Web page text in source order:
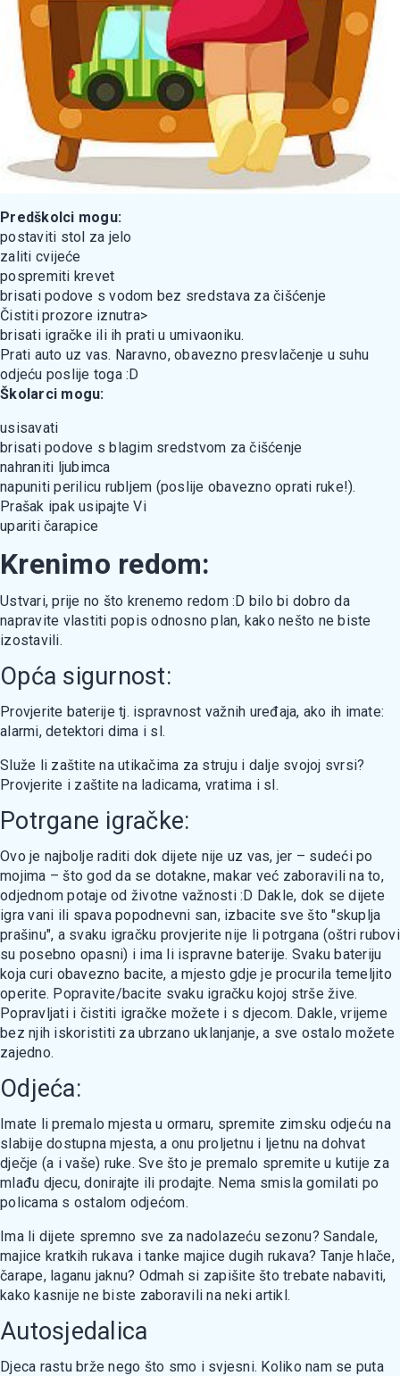
Predškolci mogu:
postaviti stol za jelo
zaliti cvijeće
pospremiti krevet
brisati podove s vodom bez sredstava za čišćenje
Čistiti prozore iznutra>
brisati igračke ili ih prati u umivaoniku.
Prati auto uz vas. Naravno, obavezno presvlačenje u suhu
odjeću poslije toga :D
Školarci mogu:
usisavati
brisati podove s blagim sredstvom za čišćenje
nahraniti ljubimca
napuniti perilicu rubljem (poslije obavezno oprati ruke!).
Prašak ipak usipajte Vi
upariti čarapice
Krenimo redom:
Ustvari, prije no što krenemo redom :D bilo bi dobro da
napravite vlastiti popis odnosno plan, kako nešto ne biste
izostavili.
Opća sigurnost:
Provjerite baterije tj. ispravnost važnih uređaja, ako ih imate:
alarmi, detektori dima i sl.
Služe li zaštite na utikačima za struju i dalje svojoj svrsi?
Provjerite i zaštite na ladicama, vratima i sl.
Potrgane igračke:
Ovo je najbolje raditi dok dijete nije uz vas, jer – sudeći po
mojima – što god da se dotakne, makar već zaboravili na to,
odjednom potaje od životne važnosti :D Dakle, dok se dijete
igra vani ili spava popodnevni san, izbacite sve što "skuplja
prašinu", a svaku igračku provjerite nije li potrgana (oštri rubovi
su posebno opasni) i ima li ispravne baterije. Svaku bateriju
koja curi obavezno bacite, a mjesto gdje je procurila temeljito
operite. Popravite/bacite svaku igračku kojoj strše žive.
Popravljati i čistiti igračke možete i s djecom. Dakle, vrijeme
bez njih iskoristiti za ubrzano uklanjanje, a sve ostalo možete
zajedno.
Odjeća:
Imate li premalo mjesta u ormaru, spremite zimsku odjeću na
slabije dostupna mjesta, a onu proljetnu i ljetnu na dohvat
dječje (a i vaše) ruke. Sve što je premalo spremite u kutije za
mlađu djecu, donirajte ili prodajte. Nema smisla gomilati po
policama s ostalom odjećom.
Ima li dijete spremno sve za nadolazeću sezonu? Sandale,
majice kratkih rukava i tanke majice dugih rukava? Tanje hlače,
čarape, laganu jaknu? Odmah si zapišite što trebate nabaviti,
kako kasnije ne biste zaboravili na neki artikl.
Autosjedalica
Djeca rastu brže nego što smo i svjesni. Koliko nam se puta